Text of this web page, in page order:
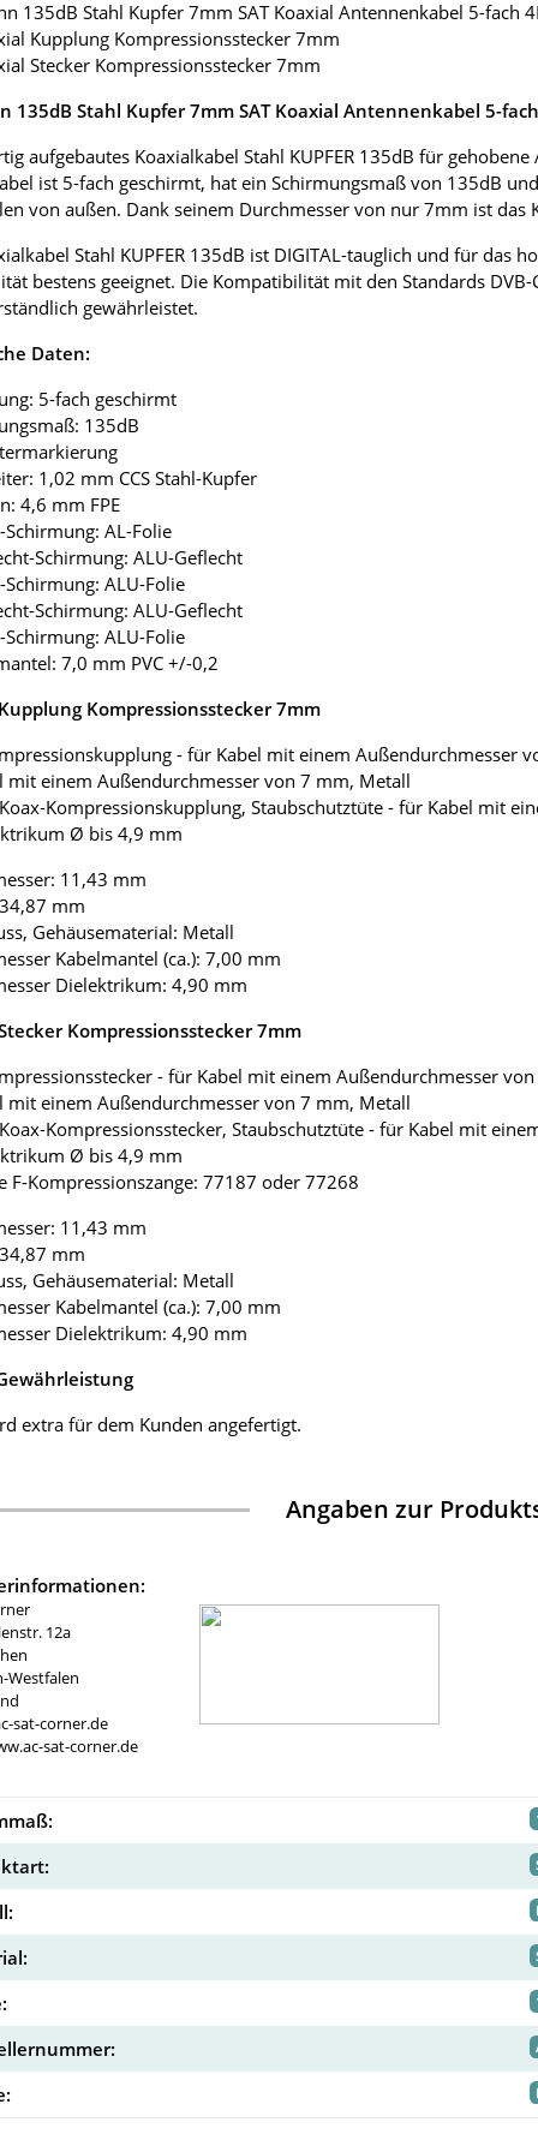
135dB Stahl Kupfer 7mm SAT Koaxial Antennenkabel 5-fach
Kupplung Kompressionsstecker 7mm
Stecker Kompressionsstecker 7mm
135dB Stahl Kupfer 7mm SAT Koaxial Antennenkabel 5-
aufgebautes Koaxialkabel Stahl KUPFER 135dB für
ist 5-fach geschirmt, hat ein Schirmungsmaß von 135dB
von außen. Dank seinem Durchmesser von nur 7mm ist das
Stahl KUPFER 135dB ist DIGITAL-tauglich und für das
bestens geeignet. Die Kompatibilität mit den Standards DVB-
gewährleistet.
Daten:
5-fach geschirmt
135dB
1,02 mm CCS Stahl-Kupfer
4,6 mm FPE
Schirmung: AL-Folie
Schirmung: ALU-Geflecht
Schirmung: ALU-Folie
Schirmung: ALU-Geflecht
Schirmung: ALU-Folie
7,0 mm PVC +/-0,2
Kompressionsstecker 7mm
- für Kabel mit einem Außendurchmesser
mit einem Außendurchmesser von 7 mm, Metall
Kompressionskupplung, Staubschutztüte - für Kabel mit
Ø bis 4,9 mm
11,43 mm
mm
Gehäusematerial: Metall
Kabelmantel (ca.): 7,00 mm
Dielektrikum: 4,90 mm
Kompressionsstecker 7mm
- für Kabel mit einem Außendurchmesser
mit einem Außendurchmesser von 7 mm, Metall
Kompressionsstecker, Staubschutztüte - für Kabel mit
Ø bis 4,9 mm
F-Kompressionszange: 77187 oder 77268
11,43 mm
mm
Gehäusematerial: Metall
Kabelmantel (ca.): 7,00 mm
Dielektrikum: 4,90 mm
extra für dem Kunden angefertigt.
Angaben zur
12a
Westfalen
sat-corner.de
sat-corner.de